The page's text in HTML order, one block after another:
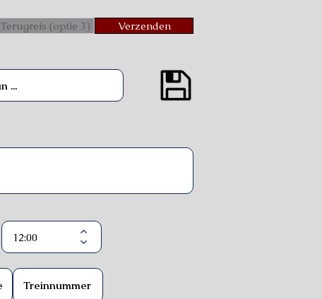
Terugreis (optie 3) Verzenden